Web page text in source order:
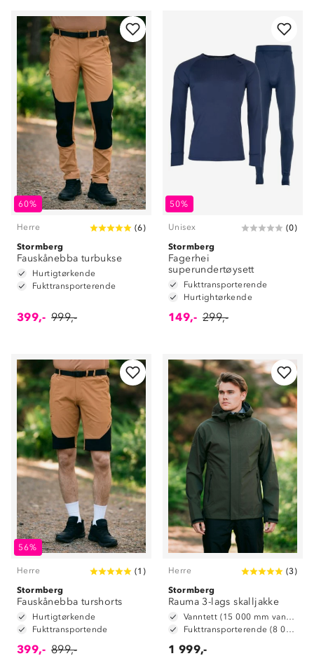
60%
Herre (6)
Stormberg
Fauskånebba turbukse
Hurtigtørkende
Fukttransporterende
399,- 999,-
50%
Unisex (0)
Stormberg
Fagerhei
superundertøysett
Fukttransporterende
Hurtightørkende
149,- 299,-
56%
Herre (1 )
Stormberg
Fauskånebba turshorts
Hurtigtørkende
Fukttransportende
399,- 899,-
Herre (3)
Stormberg
Rauma 3-lags skalljakke
1 999,-